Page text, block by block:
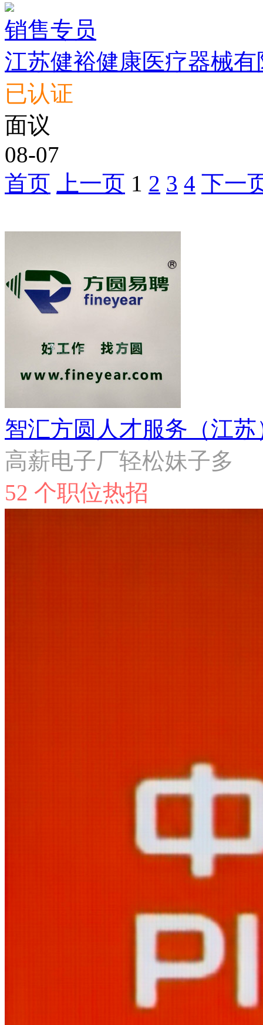
销售专员
江苏健裕健康医疗器械有
已认证
面议
08-07
首页
上一页 1 2 3 4 下一
智汇方圆人才服务（江
高薪电子厂轻松妹子多
52 个职位热招